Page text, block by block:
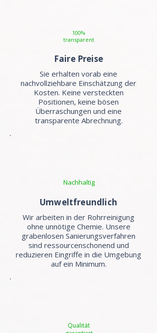
100%
transparent
Faire Preise
Sie erhalten vorab eine
nachvollziehbare Einschätzung der
Kosten. Keine versteckten
Positionen, keine bösen
Überraschungen und eine
transparente Abrechnung.
Nachhaltig
Umweltfreundlich
Wir arbeiten in der Rohrreinigung
ohne unnötige Chemie. Unsere
grabenlosen Sanierungsverfahren
sind ressourcenschonend und
reduzieren Eingriffe in die Umgebung
auf ein Minimum.
Qualität